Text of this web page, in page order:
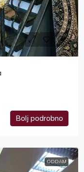
Bolj podrobno
ODDAM